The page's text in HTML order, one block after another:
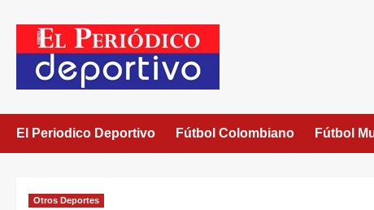
El Periodico Deportivo Fútbol Colombiano Fútbol
Otros Deportes